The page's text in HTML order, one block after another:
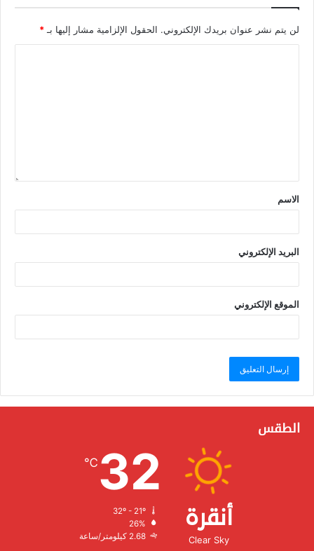
لن يتم نشر عنوان بريدك الإلكتروني. الحقول الإلزامية مشار إليها بـ*
الاسم
البريد الإلكتروني
الموقع الإلكتروني
الطقس
أنقرة
Clear Sky
32
℃
الرطوبة:
الرياح: